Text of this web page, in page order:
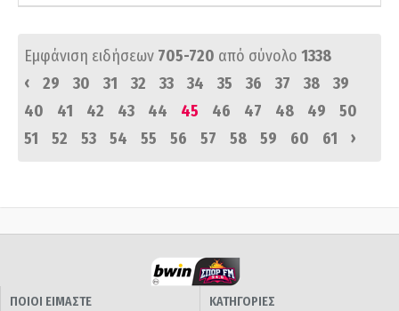
Εμφάνιση ειδήσεων 705-720 από σύνολο 1338
‹
29 30 31 32 33 34 35 36 37 38
39
40
41 42 43 44 45 46 47 48 49
50
51
52 53 54 55 56 57 58 59 60 61 ›
ΠΟΙΟΙ ΕΙΜΑΣΤΕ
ΚΑΤΗΓΟΡΙΕΣ